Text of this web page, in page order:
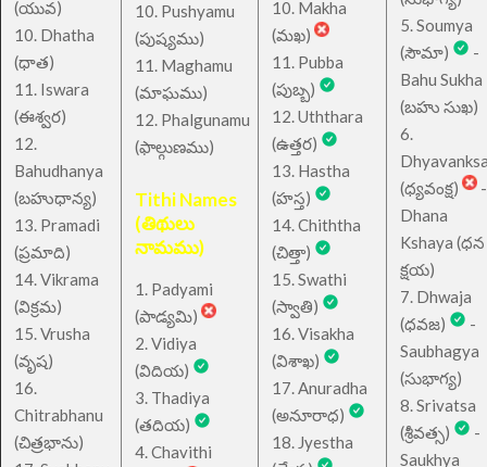
(యువ)
10. Dhatha
(ధాత)
11. Iswara
(ఈశ్వర)
12.
Bahudhanya
(బహుధాన్య)
13. Pramadi
(ప్రమాది)
14. Vikrama
(విక్రమ)
15. Vrusha
(వృష)
16.
Chitrabhanu
(చిత్రభాను)
10. Pushyamu
(పుష్యము)
11. Maghamu
(మాఘము)
12. Phalgunamu
(ఫాల్గుణము)
Tithi Names
(తిథులు
నామము)
1. Padyami
(పాడ్యమి)
2. Vidiya
(విదియ)
3. Thadiya
(తదియ)
4. Chavithi
10. Makha
(మఖ)
11. Pubba
(పుబ్బ)
12. Uththara
(ఉత్తర)
13. Hastha
(హస్త)
14. Chiththa
(చిత్తా)
15. Swathi
(స్వాతి)
16. Visakha
(విశాఖ)
17. Anuradha
(అనూరాధ)
18. Jyestha
5. Soumya
(సౌమా)
-
Bahu Sukha
(బహు సుఖ)
6.
(ధ్యవంక్ష)
-
Dhana
Kshaya (ధన
క్షయ)
7. Dhwaja
(ధవజ)
-
Saubhagya
(సుభాగ్య)
8. Srivatsa
(శ్రీవత్స)
-
Saukhya